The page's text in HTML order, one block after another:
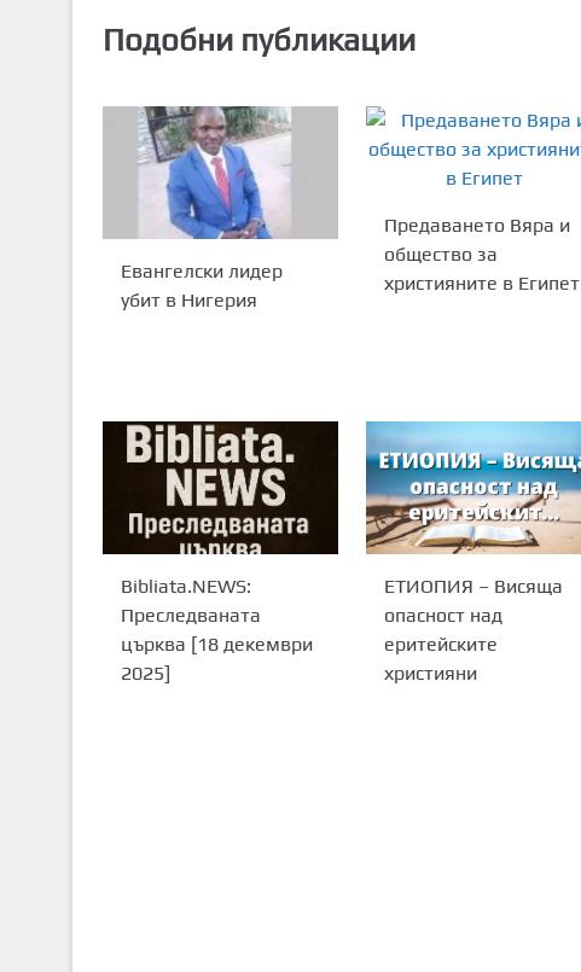
Подобни публикации
Евангелски лидер
убит в Нигерия
Предаването Вяра и
общество за
християните в Египет
Bibliata.NEWS:
Преследваната
църква [18 декември
2025]
ЕТИОПИЯ – Висяща
опасност над
еритейските
християни